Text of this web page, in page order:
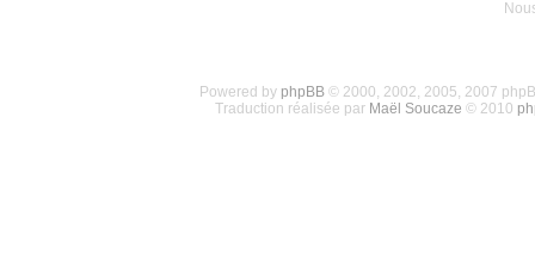
Powered by phpBB© 2000, 2002, 2005, 2007
Traduction réalisée par Maël Soucaze © 2010